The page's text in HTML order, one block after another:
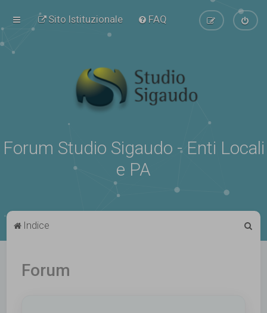
Sito Istituzionale FAQ
Forum Studio Sigaudo - Enti Locali
e PA
Indice
Forum